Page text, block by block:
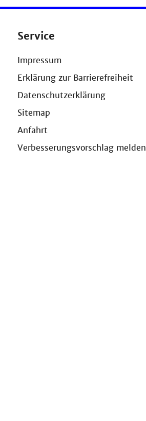
Service
Impressum
Erklärung zur Barrierefreiheit
Datenschutzerklärung
Sitemap
Anfahrt
Verbesserungsvorschlag melden